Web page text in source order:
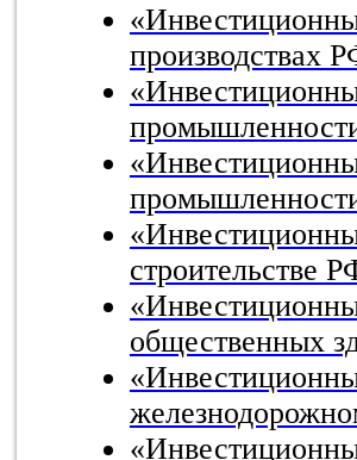
производствах
«
строительстве
общественных